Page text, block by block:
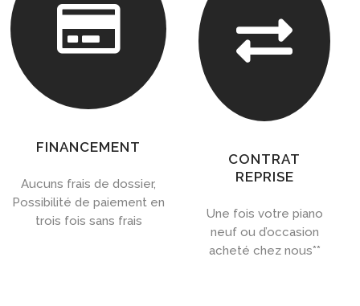

FINANCEMENT
Aucuns frais de dossier,
Possibilité de paiement en
trois fois sans frais

CONTRAT
REPRISE
Une fois votre piano
neuf ou d’occasion
acheté chez nous**